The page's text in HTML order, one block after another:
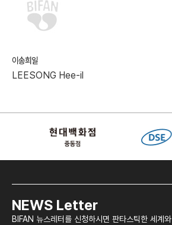
이송희일
LEESONG Hee-il
NEWS Letter
BIFAN 뉴스레터를 신청하시면 판타스틱한 세계와